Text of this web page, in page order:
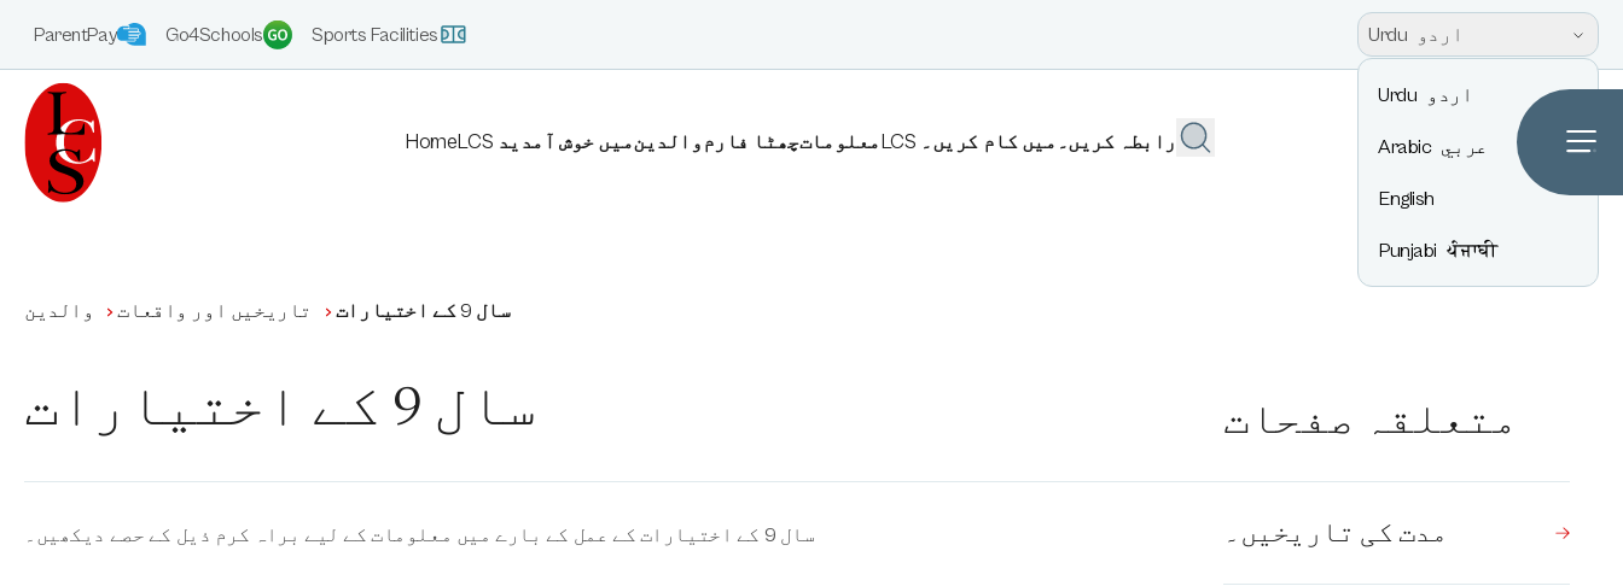
ParentPay Go4Schools Sports Facilities Urdu اردو
Urdu اردو
Arabic عربي
English
Punjabi ਪੰਜਾਬੀ
Home LCS میں خوش آمدیدوالدین چھٹا فارممعلومات LCS میں کام کریں۔ رابطہ کریں۔
والدین تاریخیں اور واقعات سال 9 کے اختیارات
سال 9 کے اختیارات
سال 9 کے اختیارات کے عمل کے بارے میں معلومات کے لیے براہ کرم ذیل کے حصے دیکھیں۔
متعلقہ صفحات
مدت کی تاریخیں۔